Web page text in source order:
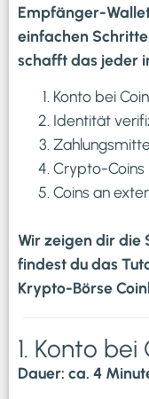
Empfänger-
einfachen
schafft das jeder
Konto bei
Identität
Crypto-Coins
Coins an
Wir zeigen dir die
findest du das
Krypto-Börse
1. Konto
Dauer: ca. 4